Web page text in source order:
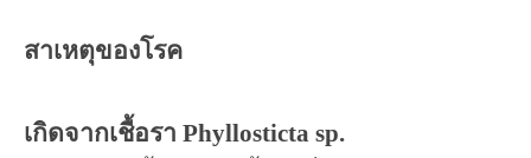
สาเหตุของโรค
เกิดจากเชื้อรา Phyllosticta sp.